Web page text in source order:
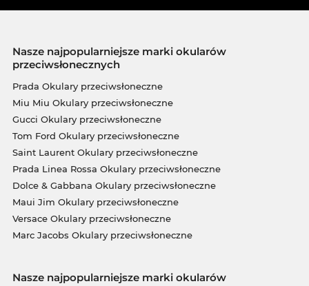
Nasze najpopularniejsze marki okularów
przeciwsłonecznych
Prada Okulary przeciwsłoneczne
Miu Miu Okulary przeciwsłoneczne
Gucci Okulary przeciwsłoneczne
Tom Ford Okulary przeciwsłoneczne
Saint Laurent Okulary przeciwsłoneczne
Prada Linea Rossa Okulary przeciwsłoneczne
Dolce & Gabbana Okulary przeciwsłoneczne
Maui Jim Okulary przeciwsłoneczne
Versace Okulary przeciwsłoneczne
Marc Jacobs Okulary przeciwsłoneczne
Nasze najpopularniejsze marki okularów